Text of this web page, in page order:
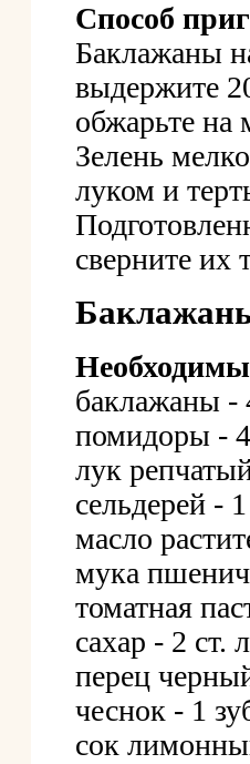
Способ
Баклажаны
выдержите
обжарьте на
Зелень
луком и
сверните их
баклажаны -
помидоры -
лук
сельдерей -
масло
мука
томатная
сахар - 2 ст.
перец
чеснок - 1
сок